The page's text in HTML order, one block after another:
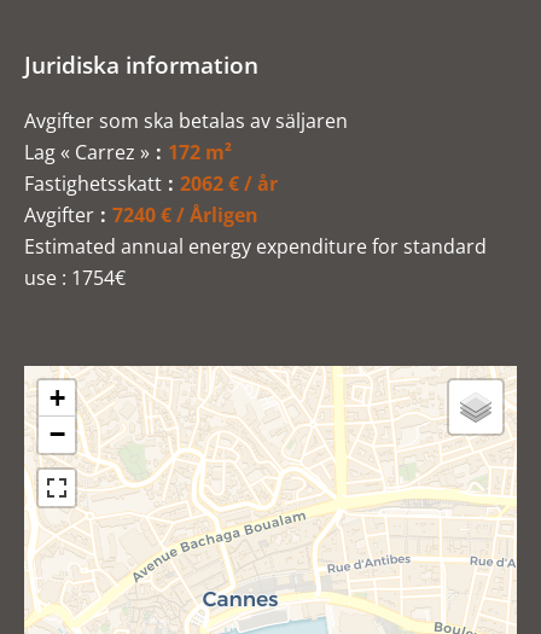
Juridiska information
Avgifter som ska betalas av säljaren
Lag « Carrez »
172 m²
Fastighetsskatt
2062 € / år
Avgifter
7240 € / Årligen
Estimated annual energy expenditure for standard
use : 1754€
+
−